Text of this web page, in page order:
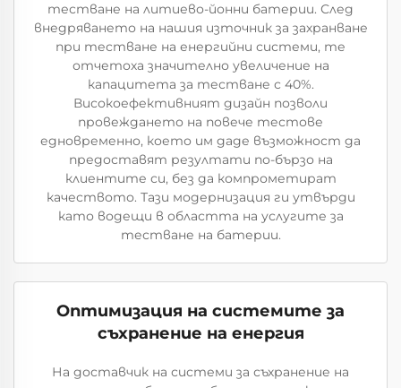
тестване на литиево-йонни батерии. След
внедряването на нашия източник за захранване
при тестване на енергийни системи, те
отчетоха значително увеличение на
капацитета за тестване с 40%.
Високоефективният дизайн позволи
провеждането на повече тестове
едновременно, което им даде възможност да
предоставят резултати по-бързо на
клиентите си, без да компрометират
качеството. Тази модернизация ги утвърди
като водещи в областта на услугите за
тестване на батерии.
Оптимизация на системите за
съхранение на енергия
На доставчик на системи за съхранение на